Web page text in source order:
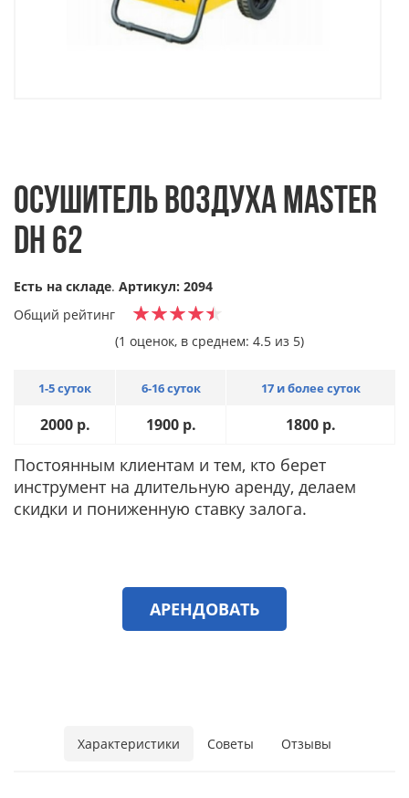
ОСУШИТЕЛЬ ВОЗДУХА MASTER
DH 62
Есть на складе. Артикул: 2094
Общий рейтинг
(1 оценок, в среднем: 4.5 из 5)
1-5 суток 6-16 суток 17 и более суток
2000 р. 1900 р. 1800 р.
Постоянным клиентам и тем, кто берет
инструмент на длительную аренду, делаем
скидки и пониженную ставку залога.
АРЕНДОВАТЬ
Характеристики Советы Отзывы